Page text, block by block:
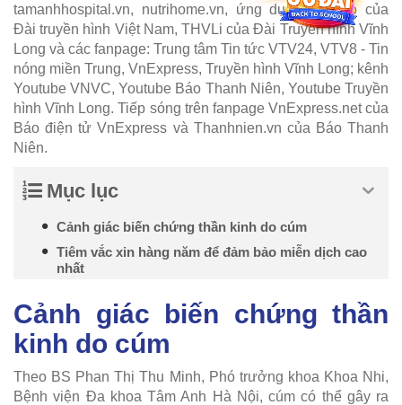
tamanhhospital.vn, nutrihome.vn, ứng dụng VTVGo của
Đài truyền hình Việt Nam, THVLi của Đài Truyền hình Vĩnh
Long và các fanpage: Trung tâm Tin tức VTV24, VTV8 - Tin
nóng miền Trung, VnExpress, Truyền hình Vĩnh Long; kênh
Youtube VNVC, Youtube Báo Thanh Niên, Youtube Truyền
hình Vĩnh Long. Tiếp sóng trên fanpage VnExpress.net của
Báo điện tử VnExpress và Thanhnien.vn của Báo Thanh
Niên.
Mục lục
Cảnh giác biến chứng thần kinh do cúm
Tiêm vắc xin hàng năm để đảm bảo miễn dịch cao
nhất
Cảnh giác biến chứng thần
kinh do cúm
Theo BS Phan Thị Thu Minh, Phó trưởng khoa Khoa Nhi,
Bệnh viện Đa khoa Tâm Anh Hà Nội, cúm có thể gây ra